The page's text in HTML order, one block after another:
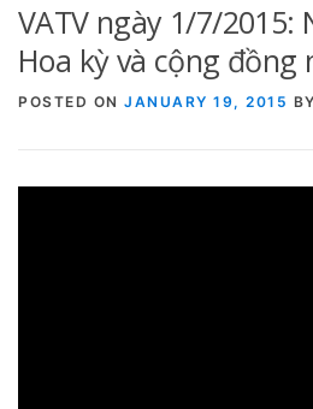
TRUNG TÂM CỘNG ĐỒNG
VATV ngày 1/7/2015:
Hoa kỳ và cộng đồng
POSTED ON JANUARY 19, 2015 BY